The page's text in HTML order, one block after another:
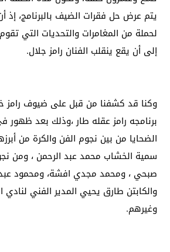
يتم عرض حل فقرات الضيف بالبرنامج، إذ
لحملة من المغامرات والتحديات التي
إلى أن يقع ينقلب الفنان رامز جلال.
وكنا قد كشفنا من قبل على ضيوف
برنامجه رامز عقله طار ،وذلك بعد ظهور
الضحايا من بين نجوم الفن والكرة من
سمية الخشاب محمد عبد الرحمن ، ومن
صبحي ، ومحمد مجدي افشة، ومحمود
والكابتن طارق يحيي المدير الفني لنادي
وغيرهم.